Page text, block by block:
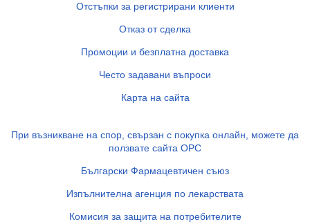
Отстъпки за регистрирани клиенти
Отказ от сделка
Промоции и безплатна доставка
Често задавани въпроси
Карта на сайта
При възникване на спор, свързан с покупка онлайн, можете да
ползвате сайта ОРС
Български Фармацевтичен съюз
Изпълнителна агенция по лекарствата
Комисия за защита на потребителите